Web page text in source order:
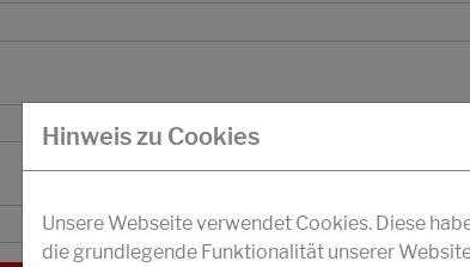
Hinweis zu Cookies
Unsere Webseite verwendet Cookies. Diese
die grundlegende Funktionalität unserer